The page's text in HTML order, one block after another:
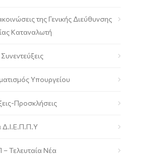
της Γενικής Διεύθυνσης
Καταναλωτή
Υπουργείου
Προσκλήσεις
Δ.Ι.Ε.Π.Π.Υ
Τελευταία Νέα